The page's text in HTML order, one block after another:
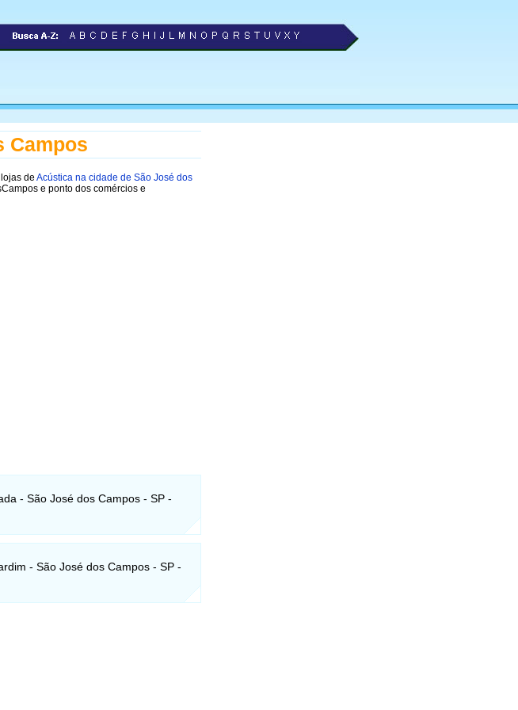
Campos
de Acústica na cidade de São José dos
e ponto dos comércios e
- São José dos Campos - SP -
- São José dos Campos - SP -